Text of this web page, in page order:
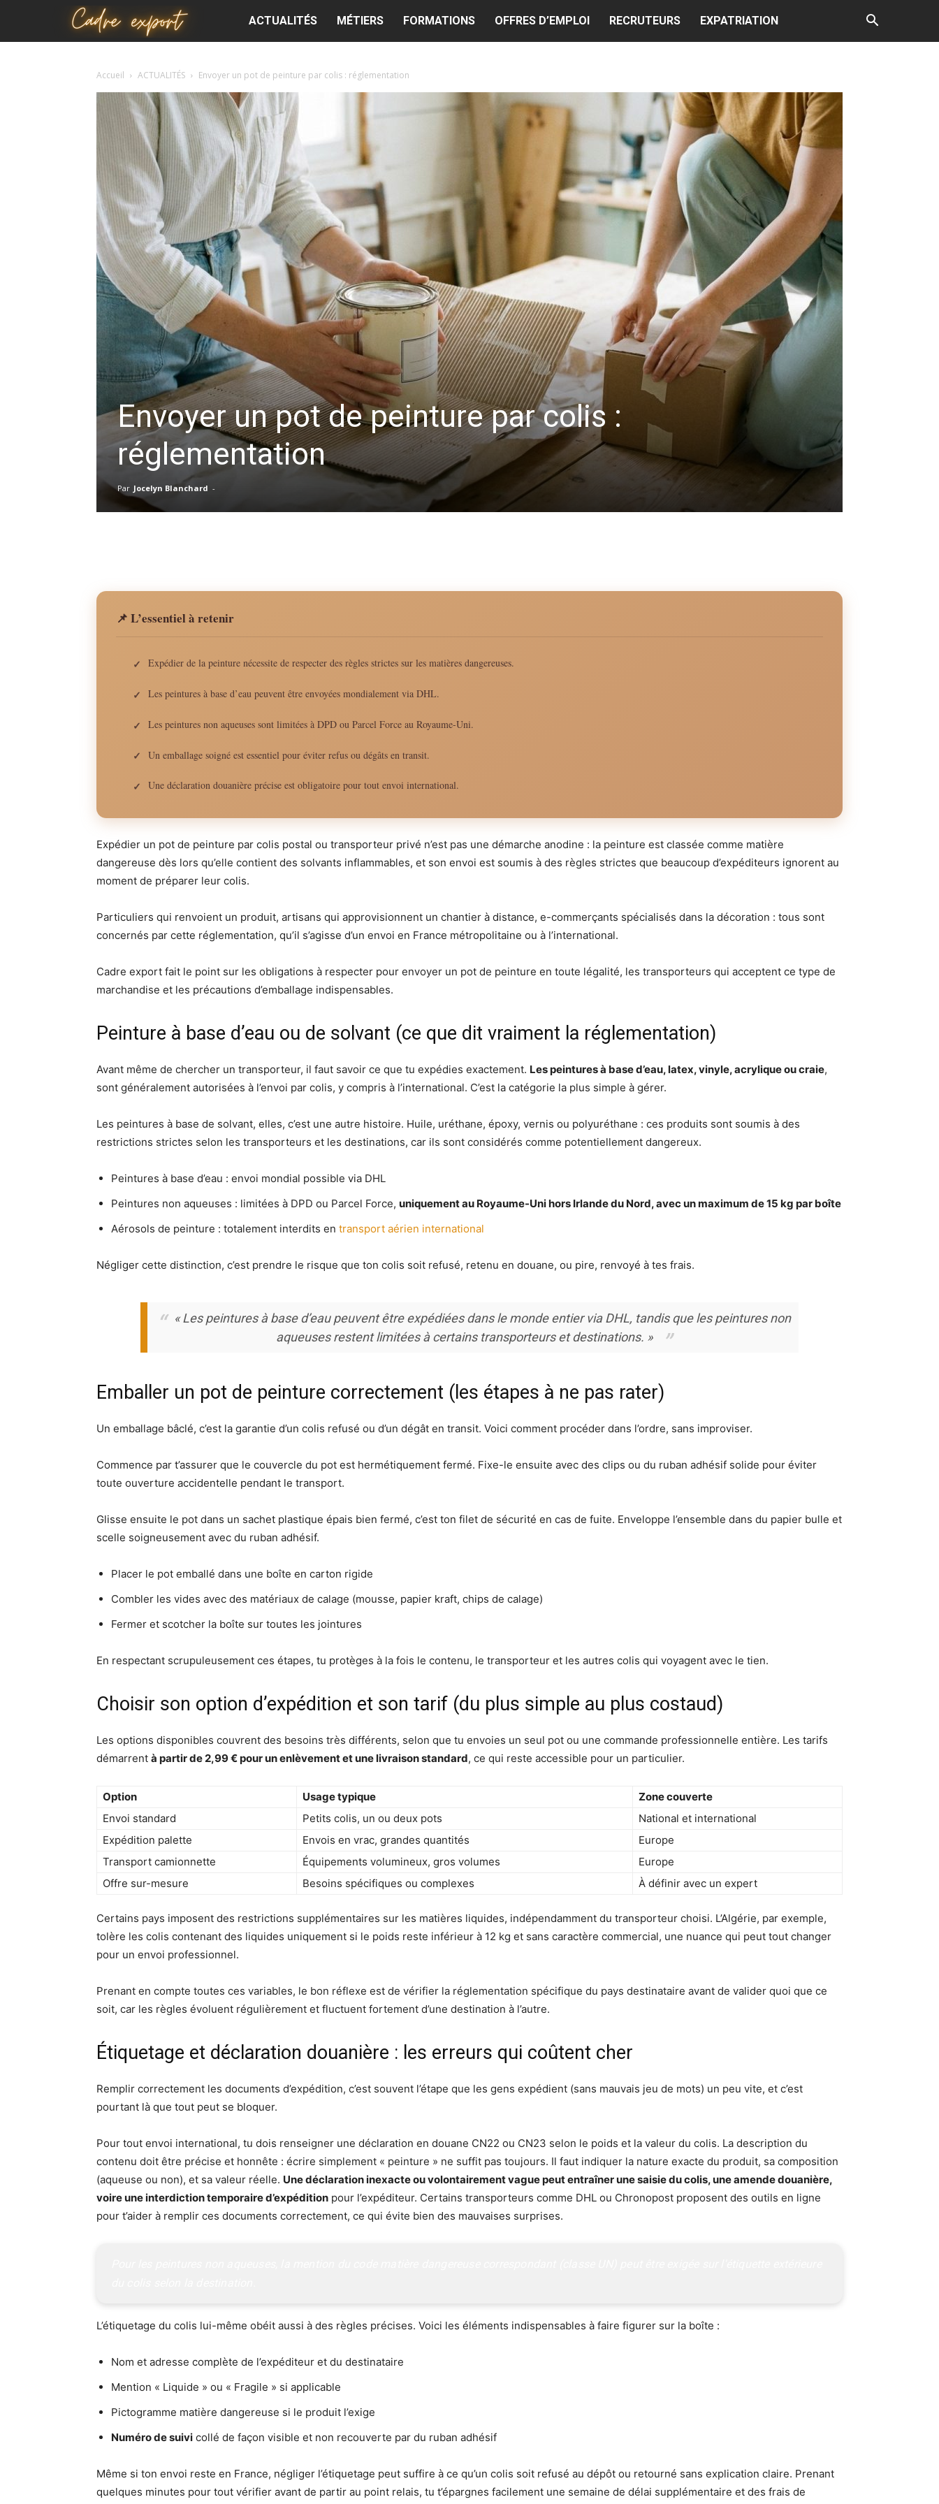
Cadre
ACTUALITÉS MÉTIERS FORMATIONS OFFRES D’EMPLOI RECRUTEURS EXPATRIATION
Accueil ACTUALITÉS Envoyer un pot de peinture par colis : réglementation
Envoyer un pot de peinture par colis :
réglementation
Par Jocelyn Blanchard -
📌 L’essentiel à retenir
✓ Expédier de la peinture nécessite de respecter des règles strictes sur les matières dangereuses.
✓ Les peintures à base d’eau peuvent être envoyées mondialement via DHL.
✓ Les peintures non aqueuses sont limitées à DPD ou Parcel Force au Royaume-Uni.
✓ Un emballage soigné est essentiel pour éviter refus ou dégâts en transit.
✓ Une déclaration douanière précise est obligatoire pour tout envoi international.
Expédier un pot de peinture par colis postal ou transporteur privé n’est pas une démarche anodine : la peinture est classée comme matière
dangereuse dès lors qu’elle contient des solvants inflammables, et son envoi est soumis à des règles strictes que beaucoup d’expéditeurs ignorent au
moment de préparer leur colis.
Particuliers qui renvoient un produit, artisans qui approvisionnent un chantier à distance, e-commerçants spécialisés dans la décoration : tous sont
concernés par cette réglementation, qu’il s’agisse d’un envoi en France métropolitaine ou à l’international.
Cadre export fait le point sur les obligations à respecter pour envoyer un pot de peinture en toute légalité, les transporteurs qui acceptent ce type de
marchandise et les précautions d’emballage indispensables.
Peinture à base d’eau ou de solvant (ce que dit vraiment la réglementation)
Avant même de chercher un transporteur, il faut savoir ce que tu expédies exactement. Les peintures à base d’eau, latex, vinyle, acrylique ou craie,
sont généralement autorisées à l’envoi par colis, y compris à l’international. C’est la catégorie la plus simple à gérer.
Les peintures à base de solvant, elles, c’est une autre histoire. Huile, uréthane, époxy, vernis ou polyuréthane : ces produits sont soumis à des
restrictions strictes selon les transporteurs et les destinations, car ils sont considérés comme potentiellement dangereux.
Peintures à base d’eau : envoi mondial possible via DHL
Peintures non aqueuses : limitées à DPD ou Parcel Force, uniquement au Royaume-Uni hors Irlande du Nord, avec un maximum de 15 kg par boîte
Aérosols de peinture : totalement interdits en transport aérien international
Négliger cette distinction, c’est prendre le risque que ton colis soit refusé, retenu en douane, ou pire, renvoyé à tes frais.
« Les peintures à base d’eau peuvent être expédiées dans le monde entier via DHL, tandis que les peintures non
aqueuses restent limitées à certains transporteurs et destinations. »
Emballer un pot de peinture correctement (les étapes à ne pas rater)
Un emballage bâclé, c’est la garantie d’un colis refusé ou d’un dégât en transit. Voici comment procéder dans l’ordre, sans improviser.
Commence par t’assurer que le couvercle du pot est hermétiquement fermé. Fixe-le ensuite avec des clips ou du ruban adhésif solide pour éviter
toute ouverture accidentelle pendant le transport.
Glisse ensuite le pot dans un sachet plastique épais bien fermé, c’est ton filet de sécurité en cas de fuite. Enveloppe l’ensemble dans du papier bulle et
scelle soigneusement avec du ruban adhésif.
Placer le pot emballé dans une boîte en carton rigide
Combler les vides avec des matériaux de calage (mousse, papier kraft, chips de calage)
Fermer et scotcher la boîte sur toutes les jointures
En respectant scrupuleusement ces étapes, tu protèges à la fois le contenu, le transporteur et les autres colis qui voyagent avec le tien.
Choisir son option d’expédition et son tarif (du plus simple au plus costaud)
Les options disponibles couvrent des besoins très différents, selon que tu envoies un seul pot ou une commande professionnelle entière. Les tarifs
démarrent à partir de 2,99 € pour un enlèvement et une livraison standard, ce qui reste accessible pour un particulier.
Option Usage typique
Zone couverte
Envoi standard
Petits colis, un ou deux pots
National et international
Expédition palette
Envois en vrac, grandes quantités
Europe
Transport camionnette
Équipements volumineux, gros volumes
Europe
Offre sur-mesure
Besoins spécifiques ou complexes À définir avec un expert
Certains pays imposent des restrictions supplémentaires sur les matières liquides, indépendamment du transporteur choisi. L’Algérie, par exemple,
tolère les colis contenant des liquides uniquement si le poids reste inférieur à 12 kg et sans caractère commercial, une nuance qui peut tout changer
pour un envoi professionnel.
Prenant en compte toutes ces variables, le bon réflexe est de vérifier la réglementation spécifique du pays destinataire avant de valider quoi que ce
soit, car les règles évoluent régulièrement et fluctuent fortement d’une destination à l’autre.
Étiquetage et déclaration douanière : les erreurs qui coûtent cher
Remplir correctement les documents d’expédition, c’est souvent l’étape que les gens expédient (sans mauvais jeu de mots) un peu vite, et c’est
pourtant là que tout peut se bloquer.
Pour tout envoi international, tu dois renseigner une déclaration en douane CN22 ou CN23 selon le poids et la valeur du colis. La description du
contenu doit être précise et honnête : écrire simplement « peinture » ne suffit pas toujours. Il faut indiquer la nature exacte du produit, sa composition
(aqueuse ou non), et sa valeur réelle. Une déclaration inexacte ou volontairement vague peut entraîner une saisie du colis, une amende douanière,
voire une interdiction temporaire d’expédition pour l’expéditeur. Certains transporteurs comme DHL ou Chronopost proposent des outils en ligne
pour t’aider à remplir ces documents correctement, ce qui évite bien des mauvaises surprises.
L’étiquetage du colis lui-même obéit aussi à des règles précises. Voici les éléments indispensables à faire figurer sur la boîte :
Nom et adresse complète de l’expéditeur et du destinataire
Mention « Liquide » ou « Fragile » si applicable
Pictogramme matière dangereuse si le produit l’exige
Numéro de suivi collé de façon visible et non recouverte par du ruban adhésif
Même si ton envoi reste en France, négliger l’étiquetage peut suffire à ce qu’un colis soit refusé au dépôt ou retourné sans explication claire. Prenant
quelques minutes pour tout vérifier avant de partir au point relais, tu t’épargnes facilement une semaine de délai supplémentaire et des frais de